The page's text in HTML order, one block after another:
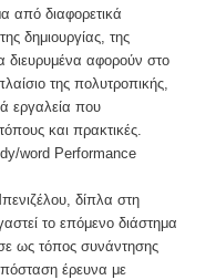
από διαφορετικά
δημιουργίας, της
διευρυμένα αφορούν στο
της πολυτροπικής,
εργαλεία που
και πρακτικές.
word Performance
δίπλα στη
το επόμενο διάστημα
ως τόπος συνάντησης
έρευνα με